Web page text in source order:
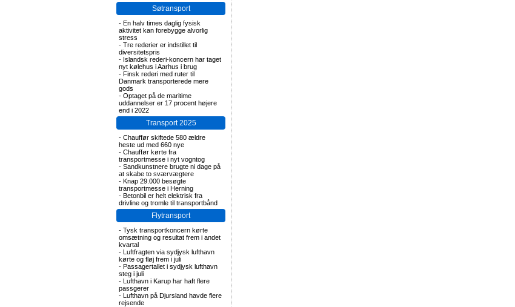
Søtransport
- En halv times daglig fysisk
aktivitet kan forebygge alvorlig
stress
- Tre rederier er indstillet til
diversitetspris
- Islandsk rederi-koncern har taget
nyt kølehus i Aarhus i brug
- Finsk rederi med ruter til
Danmark transporterede mere
gods
- Optaget på de maritime
uddannelser er 17 procent højere
end i 2022
Transport 2025
- Chauffør skiftede 580 ældre
heste ud med 660 nye
- Chauffør kørte fra
transportmesse i nyt vogntog
- Sandkunstnere brugte ni dage på
at skabe to sværvægtere
- Knap 29.000 besøgte
transportmesse i Herning
- Betonbil er helt elektrisk fra
drivline og tromle til transportbånd
Flytransport
- Tysk transportkoncern kørte
omsætning og resultat frem i andet
kvartal
- Luftfragten via sydjysk lufthavn
kørte og fløj frem i juli
- Passagertallet i sydjysk lufthavn
steg i juli
- Lufthavn i Karup har haft flere
passgerer
- Lufthavn på Djursland havde flere
rejsende